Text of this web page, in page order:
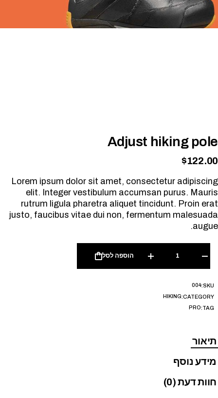
Adjust hiking pole
$122.00
Lorem ipsum dolor sit amet, consectetur adipiscing
elit. Integer vestibulum accumsan purus. Mauris
rutrum ligula pharetra aliquet tincidunt. Proin erat
justo, faucibus vitae dui non, fermentum malesuada
augue.
הוספה לסל
SKU:
004
CATEGORY:
HIKING
TAG:
PRO
תיאור
מידע נוסף
חוות דעת (0)